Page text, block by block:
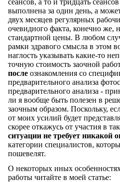
сеансов, а то и тридцать
выполнена за один день, а
двух месяцев регулярных
очевидного факта, конечно же,
стандартной цены. В любом
рамки здравого смысла в этом
наглость указывать какие-то
точную стоимость заочной
после ознакомления со
предварительного анализа
предварительного анализа -
ли я вообще быть полезен в
заочным образом. Поскольку,
от моих усилий будет
скорее откажусь от участия в
ситуации не требует никакой
категории специалистов,
пошевелят.
О некоторых иных
работы читайте в моей статье: